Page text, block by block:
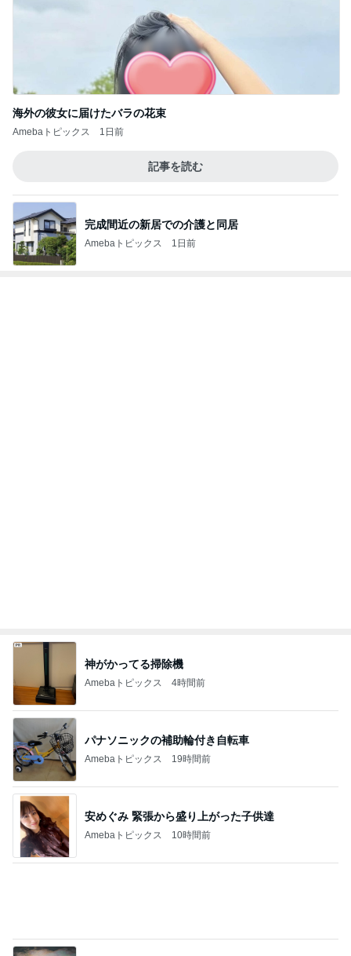
海外の彼女に届けたバラの花束
Amebaトピックス 1日前
記事を読む
完成間近の新居での介護と同居
Amebaトピックス 1日前
エルメスの皿に盛り付け大失敗
Amebaトピックス